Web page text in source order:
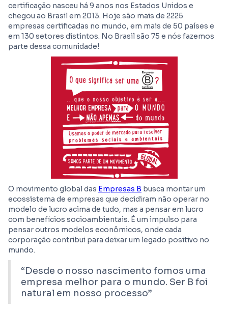
certificação nasceu há 9 anos nos Estados Unidos e
chegou ao Brasil em 2013. Hoje são mais de 2225
empresas certificadas no mundo, em mais de 50 países e
em 130 setores distintos. No Brasil são 75 e nós fazemos
parte dessa comunidade!
O movimento global das Empresas B busca montar um
ecossistema de empresas que decidiram não operar no
modelo de lucro acima de tudo, mas a pensar em lucro
com benefícios socioambientais. É um impulso para
pensar outros modelos econômicos, onde cada
corporação contribui para deixar um legado positivo no
mundo.
“Desde o nosso nascimento fomos uma
empresa melhor para o mundo. Ser B foi
natural em nosso processo”